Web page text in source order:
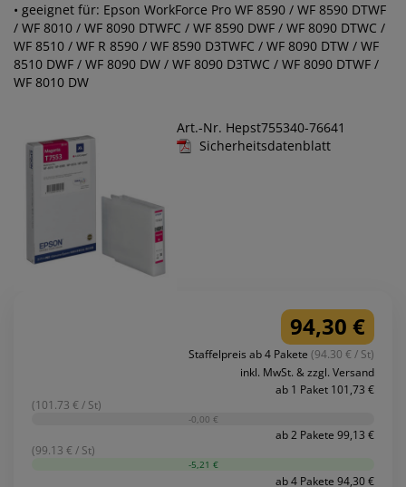
• geeignet für: Epson WorkForce Pro WF 8590 / WF 8590 DTWF
/ WF 8010 / WF 8090 DTWFC / WF 8590 DWF / WF 8090 DTWC /
WF 8510 / WF R 8590 / WF 8590 D3TWFC / WF 8090 DTW / WF
8510 DWF / WF 8090 DW / WF 8090 D3TWC / WF 8090 DTWF /
WF 8010 DW
Art.-Nr. Hepst755340-76641
Sicherheitsdatenblatt
94,30 €
Staffelpreis ab 4 Pakete (94.30 € / St)
inkl. MwSt. & zzgl. Versand
ab 1 Paket 101,73 €
(101.73 € / St)
-0,00 €
ab 2 Pakete 99,13 €
(99.13 € / St)
-5,21 €
ab 4 Pakete 94,30 €